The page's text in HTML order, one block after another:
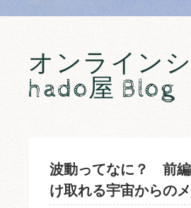
オンライン
hado屋 Blog
波動ってなに？ 前
け取れる宇宙からのメ